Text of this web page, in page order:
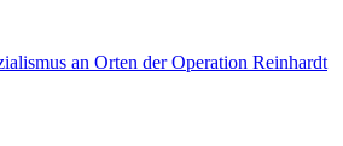
an Orten der Operation Reinhardt